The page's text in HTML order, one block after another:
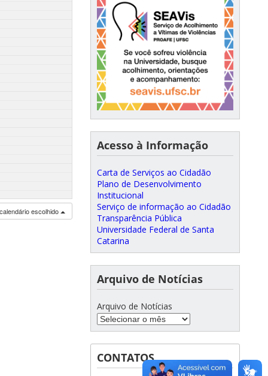
escolhido
Acesso à Informação
Carta de Serviços ao Cidadão
Plano de Desenvolvimento
Institucional
Serviço de informação ao Cidadão
Transparência Pública
Universidade Federal de Santa
Catarina
Arquivo de Notícias
Arquivo de Notícias
CONTATOS